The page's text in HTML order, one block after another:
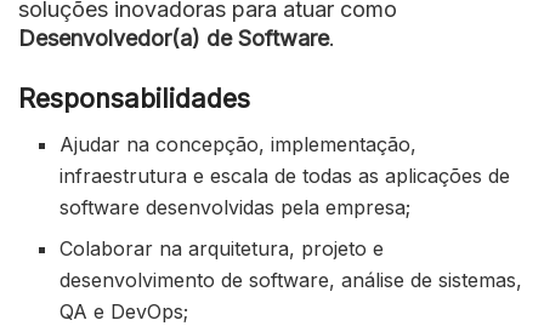
soluções inovadoras para atuar como
Desenvolvedor(a) de Software.
Responsabilidades
Ajudar na concepção, implementação,
infraestrutura e escala de todas as aplicações de
software desenvolvidas pela empresa;
Colaborar na arquitetura, projeto e
desenvolvimento de software, análise de sistemas,
QA e DevOps;